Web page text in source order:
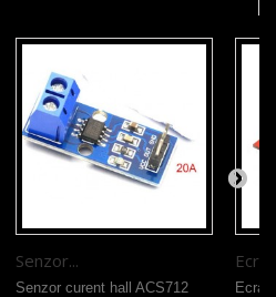
Senzor...
Senzor curent hall ACS712